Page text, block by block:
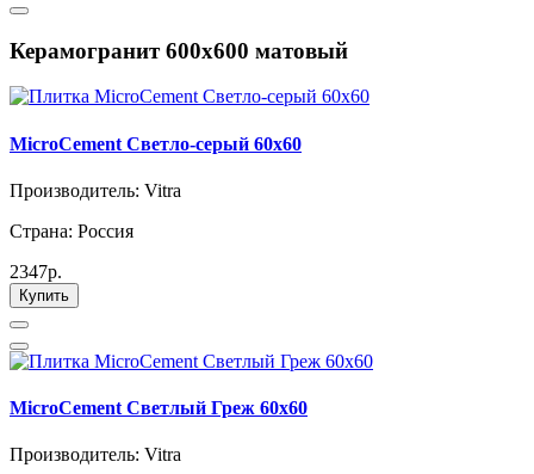
Керамогранит 600х600 матовый
MicroCement Светло-серый 60x60
Производитель: Vitra
Страна: Россия
2347р.
Купить
MicroCement Светлый Греж 60x60
Производитель: Vitra